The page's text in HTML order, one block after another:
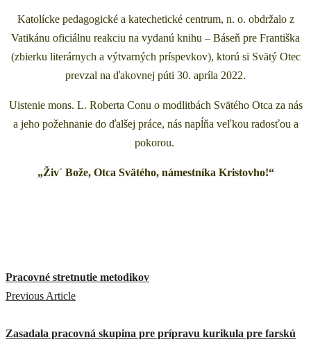
Katolícke pedagogické a katechetické centrum, n. o. obdržalo z
Vatikánu oficiálnu reakciu na vydanú knihu – Báseň pre Františka
(zbierku literárnych a výtvarných príspevkov), ktorú si Svätý Otec
prevzal na ďakovnej púti 30. apríla 2022.
Uistenie mons. L. Roberta Conu o modlitbách Svätého Otca za nás
a jeho požehnanie do ďalšej práce, nás napĺňa veľkou radosťou a
pokorou.
„Živ´ Bože, Otca Svätého, námestníka Kristovho!“
Pracovné stretnutie metodikov
Previous Article
Zasadala pracovná skupina pre prípravu kurikula pre farskú